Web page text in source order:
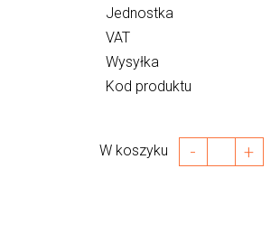
Jednostka
VAT
Wysyłka
Kod produktu
W koszyku - +